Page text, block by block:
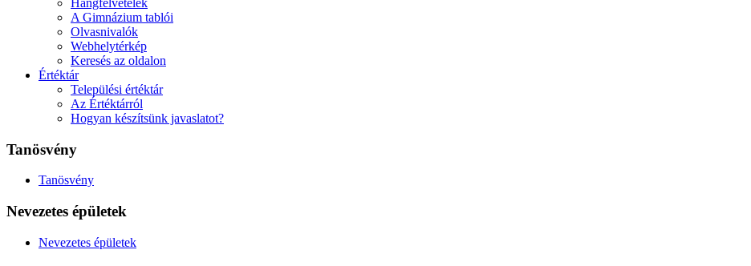
A Gimnázium tablói
Olvasnivalók
Webhelytérkép
Keresés az oldalon
Értéktár
Települési értéktár
Az Értéktárról
Hogyan készítsünk javaslatot?
Tanösvény
Tanösvény
Nevezetes épületek
Nevezetes épületek